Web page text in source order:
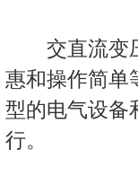
交直流变压
惠和操作简单
型的电气设备
行。